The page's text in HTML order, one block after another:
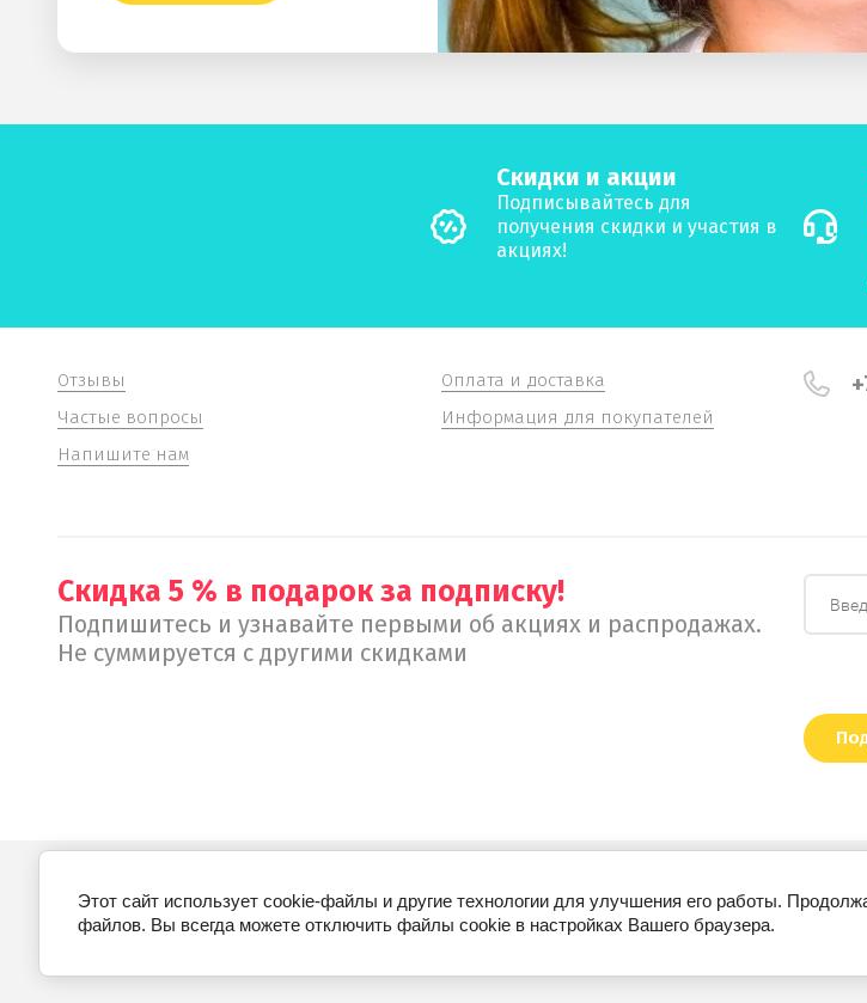
Скидки и акции
Подписывайтесь для
получения скидки и участия в
акциях!
Отзывы
Частые вопросы
Напишите нам
Оплата и доставка
Информация для покупателей
Скидка 5 % в подарок за подписку!
Подпишитесь и узнавайте первыми об акциях и распродажах.
Не суммируется с другими скидками
© 2018 - 2026 ДВОРНАРАЗ.РУ
Этот сайт использует cookie-файлы и другие технологии для улучшения его работы.
файлов. Вы всегда можете отключить файлы cookie в настройках Вашего браузера.